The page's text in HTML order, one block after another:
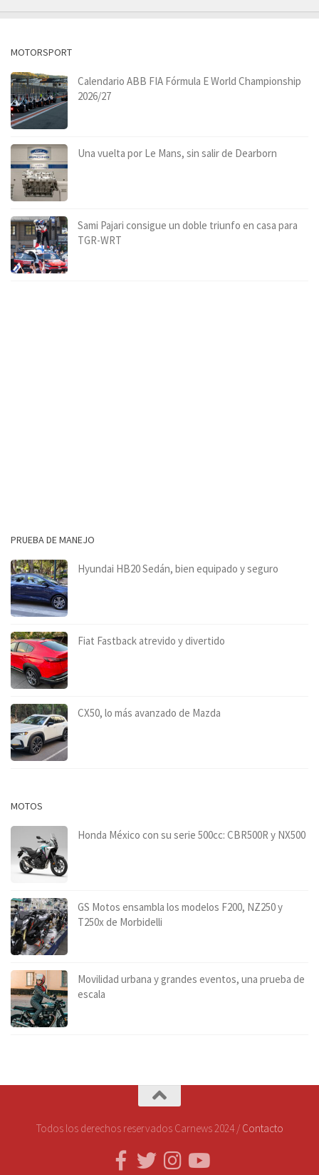
MOTORSPORT
Calendario ABB FIA Fórmula E World Championship
2026/27
Una vuelta por Le Mans, sin salir de Dearborn
Sami Pajari consigue un doble triunfo en casa para
TGR-WRT
PRUEBA DE MANEJO
Hyundai HB20 Sedán, bien equipado y seguro
Fiat Fastback atrevido y divertido
CX50, lo más avanzado de Mazda
MOTOS
Honda México con su serie 500cc: CBR500R y NX500
GS Motos ensambla los modelos F200, NZ250 y
T250x de Morbidelli
Movilidad urbana y grandes eventos, una prueba de
escala
Todos los derechos reservados Carnews 2024 / Contacto